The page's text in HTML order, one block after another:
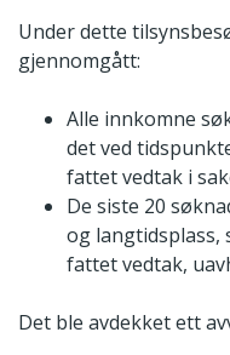
Under dette
gjennomgått:
Alle innkomne
det ved
fattet vedtak i
De siste 20
og langtidsplass,
fattet vedtak,
Det ble avdekket ett